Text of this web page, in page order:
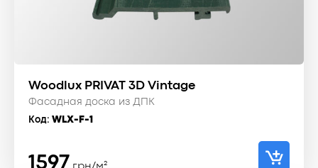
Woodlux PRIVAT 3D Vintage
Фасадная доска из ДПК
Код: WLX-F-1
1597